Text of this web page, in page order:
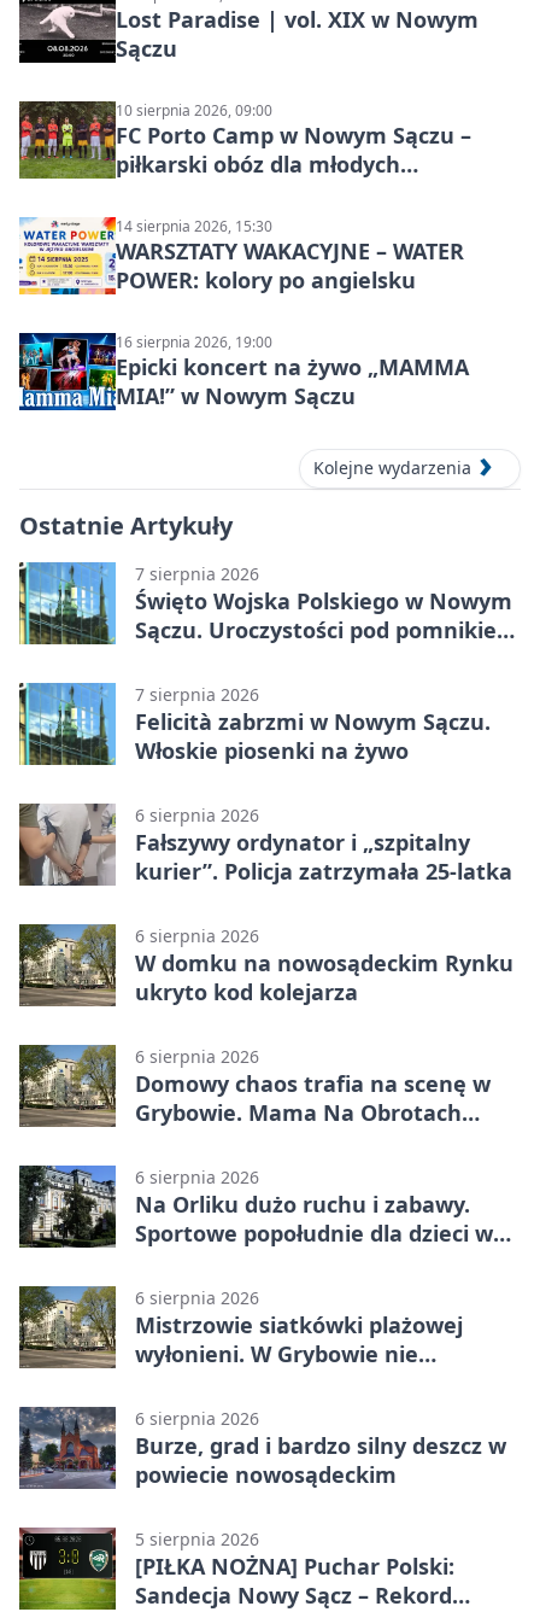
Lost Paradise | vol. XIX w Nowym
Sączu
10 sierpnia 2026, 09:00
FC Porto Camp w Nowym Sączu –
piłkarski obóz dla młodych
14 sierpnia 2026, 15:30
WARSZTATY WAKACYJNE – WATER
POWER: kolory po angielsku
16 sierpnia 2026, 19:00
Epicki koncert na żywo „MAMMA
MIA!” w Nowym Sączu
Kolejne wydarzenia
Ostatnie Artykuły
7 sierpnia 2026
Święto Wojska Polskiego w Nowym
Sączu. Uroczystości pod pomnikiem
7 sierpnia 2026
Felicità zabrzmi w Nowym Sączu.
Włoskie piosenki na żywo
6 sierpnia 2026
Fałszywy ordynator i „szpitalny
kurier”. Policja zatrzymała 25-latka
6 sierpnia 2026
W domku na nowosądeckim Rynku
ukryto kod kolejarza
6 sierpnia 2026
Domowy chaos trafia na scenę w
Grybowie. Mama Na Obrotach
6 sierpnia 2026
Na Orliku dużo ruchu i zabawy.
Sportowe popołudnie dla dzieci w
6 sierpnia 2026
Mistrzowie siatkówki plażowej
wyłonieni. W Grybowie nie
6 sierpnia 2026
Burze, grad i bardzo silny deszcz w
powiecie nowosądeckim
5 sierpnia 2026
[PIŁKA NOŻNA] Puchar Polski:
Sandecja Nowy Sącz – Rekord